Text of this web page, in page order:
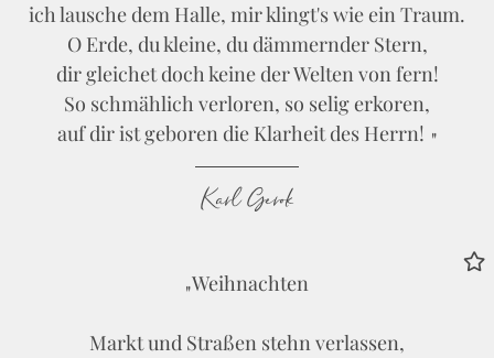
ich lausche dem Halle, mir klingt's wie ein Traum.
O Erde, du kleine, du dämmernder Stern,
dir gleichet doch keine der Welten von fern!
So schmählich verloren, so selig erkoren,
auf dir ist geboren die Klarheit des Herrn!
Karl Gerok
Weihnachten
Markt und Straßen stehn verlassen,